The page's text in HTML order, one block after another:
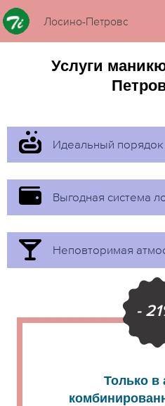
Лосино-Петровский
Услуги
Идеальный порядок
Выгодная система
Неповторимая
-
Только в